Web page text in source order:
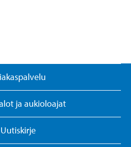
ja aukioloajat
Uutiskirje